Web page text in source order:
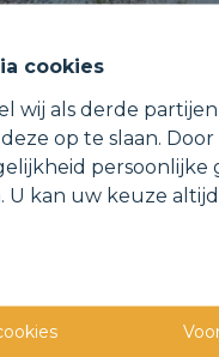
cookies
wij als derde
op te slaan.
persoonlijke
kan uw keuze